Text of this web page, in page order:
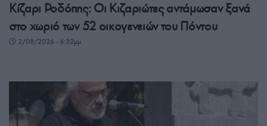
Κίζαρι Ροδόπης: Οι Κιζαριώτες αντάμωσαν ξανά
στο χωριό των 52 οικογενειών του Πόντου
2/08/2026 - 6:32μμ